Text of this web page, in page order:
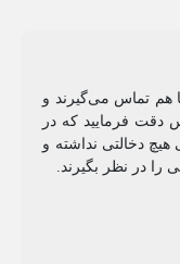
هم تماس می‌گیرند و
دقت فرمایید که در
دخالتی نداشته و
را در نظر بگیرند.